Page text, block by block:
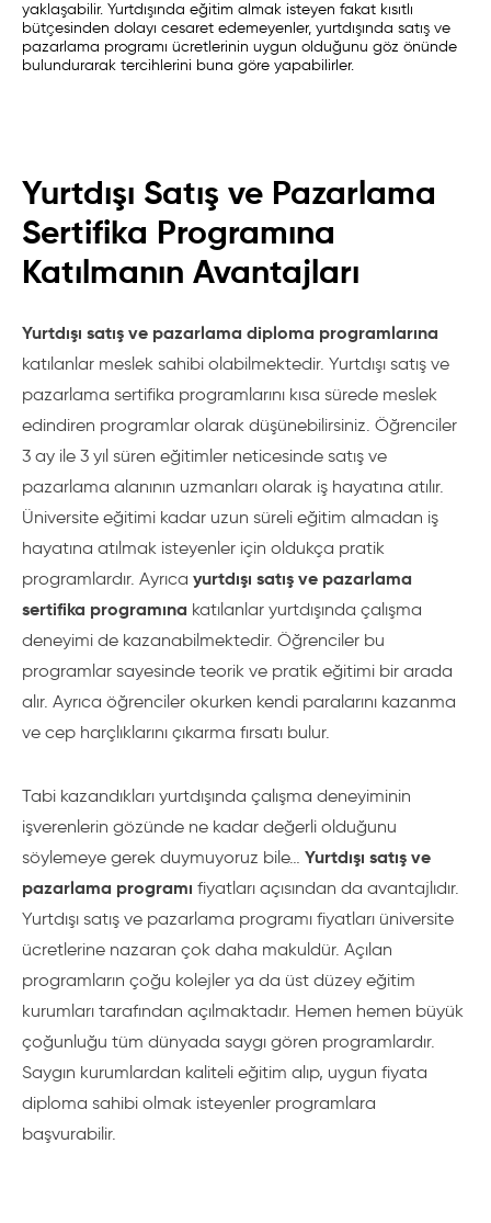
yaklaşabilir. Yurtdışında eğitim almak isteyen fakat kısıtlı
bütçesinden dolayı cesaret edemeyenler, yurtdışında satış ve
pazarlama programı ücretlerinin uygun olduğunu göz önünde
bulundurarak tercihlerini buna göre yapabilirler.
Yurtdışı Satış ve Pazarlama
Sertifika Programına
Katılmanın Avantajları
Yurtdışı satış ve pazarlama diploma programlarına
katılanlar meslek sahibi olabilmektedir. Yurtdışı satış ve
pazarlama sertifika programlarını kısa sürede meslek
edindiren programlar olarak düşünebilirsiniz. Öğrenciler
3 ay ile 3 yıl süren eğitimler neticesinde satış ve
pazarlama alanının uzmanları olarak iş hayatına atılır.
Üniversite eğitimi kadar uzun süreli eğitim almadan iş
hayatına atılmak isteyenler için oldukça pratik
programlardır. Ayrıca yurtdışı satış ve pazarlama
sertifika programına katılanlar yurtdışında çalışma
deneyimi de kazanabilmektedir. Öğrenciler bu
programlar sayesinde teorik ve pratik eğitimi bir arada
alır. Ayrıca öğrenciler okurken kendi paralarını kazanma
ve cep harçlıklarını çıkarma fırsatı bulur.
Tabi kazandıkları yurtdışında çalışma deneyiminin
işverenlerin gözünde ne kadar değerli olduğunu
söylemeye gerek duymuyoruz bile… Yurtdışı satış ve
pazarlama programı fiyatları açısından da avantajlıdır.
Yurtdışı satış ve pazarlama programı fiyatları üniversite
ücretlerine nazaran çok daha makuldür. Açılan
programların çoğu kolejler ya da üst düzey eğitim
kurumları tarafından açılmaktadır. Hemen hemen büyük
çoğunluğu tüm dünyada saygı gören programlardır.
Saygın kurumlardan kaliteli eğitim alıp, uygun fiyata
diploma sahibi olmak isteyenler programlara
başvurabilir.